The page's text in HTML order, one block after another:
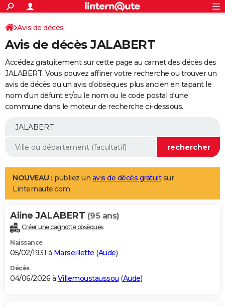
ACTUALITÉS
Politique
Société
Faits Divers
Education
Monde
Villes
+
SPORT
Coupe du monde 2026
Football
Tennis
Cyclisme
Rugby
Forum
Programme TV
TNT
Streaming
Cinéma
Sorties cinéma
Musique
+
FINANCE
Retraite
Epargne
Immobilier
Risques naturels par ville
Banque
Assurance
AUTO
Essais
Réserver un essai
Citadines
Berlines
SUV
Forum auto
+
Mobiles
Meilleur smartphone
Internet
Ordinateurs
Jeux vidéo
Guide high-tech
Aménagement intérieur
LIFESTYLE
Art de vivre
Bien-être
Loisirs
Mode
Modes de vie
Alimentation
Guide de la santé
Maladies
Médicaments
Sommeil
VOYAGE
Destinations
City break
Voyage nature
Voyage de noces
Forum
Climat
+PHOTO
GUIDES D'ACHAT
BONS PLANS
Avis de décès
Avis de décès JALABERT
Accédez gratuitement sur cette page au carnet des décès des
JALABERT. Vous pouvez affiner votre recherche ou trouver un
avis de décès ou un avis d'obsèques plus ancien en tapant le
nom d'un défunt et/ou le nom ou le code postal d'une
commune dans le moteur de recherche ci-dessous.
NOUVEAU : publiez un avis de décès gratuitsur
Linternaute.com
Aline JALABERT (95 ans)
Créer une cagnotte obsèques
Naissance
05/02/1931 à Marseillette (Aude)
Décès
04/06/2026 à Villemoustaussou (Aude)